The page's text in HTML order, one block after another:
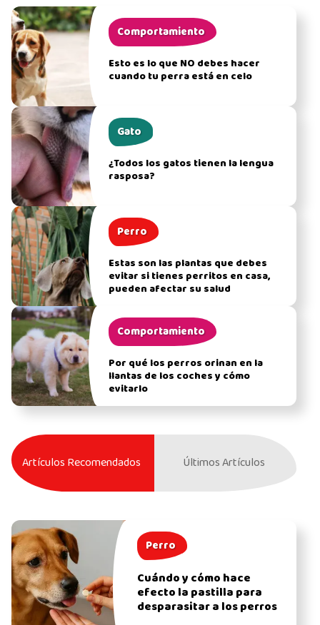
Comportamiento
Esto es lo que NO debes hacer
cuando tu perra está en celo
Gato
¿Todos los gatos tienen la lengua
rasposa?
Perro
Estas son las plantas que debes
evitar si tienes perritos en casa,
pueden afectar su salud
Comportamiento
Por qué los perros orinan en la
llantas de los coches y cómo
evitarlo
Artículos Recomendados Últimos Artículos
Perro
Cuándo y cómo hace
efecto la pastilla para
desparasitar a los perros